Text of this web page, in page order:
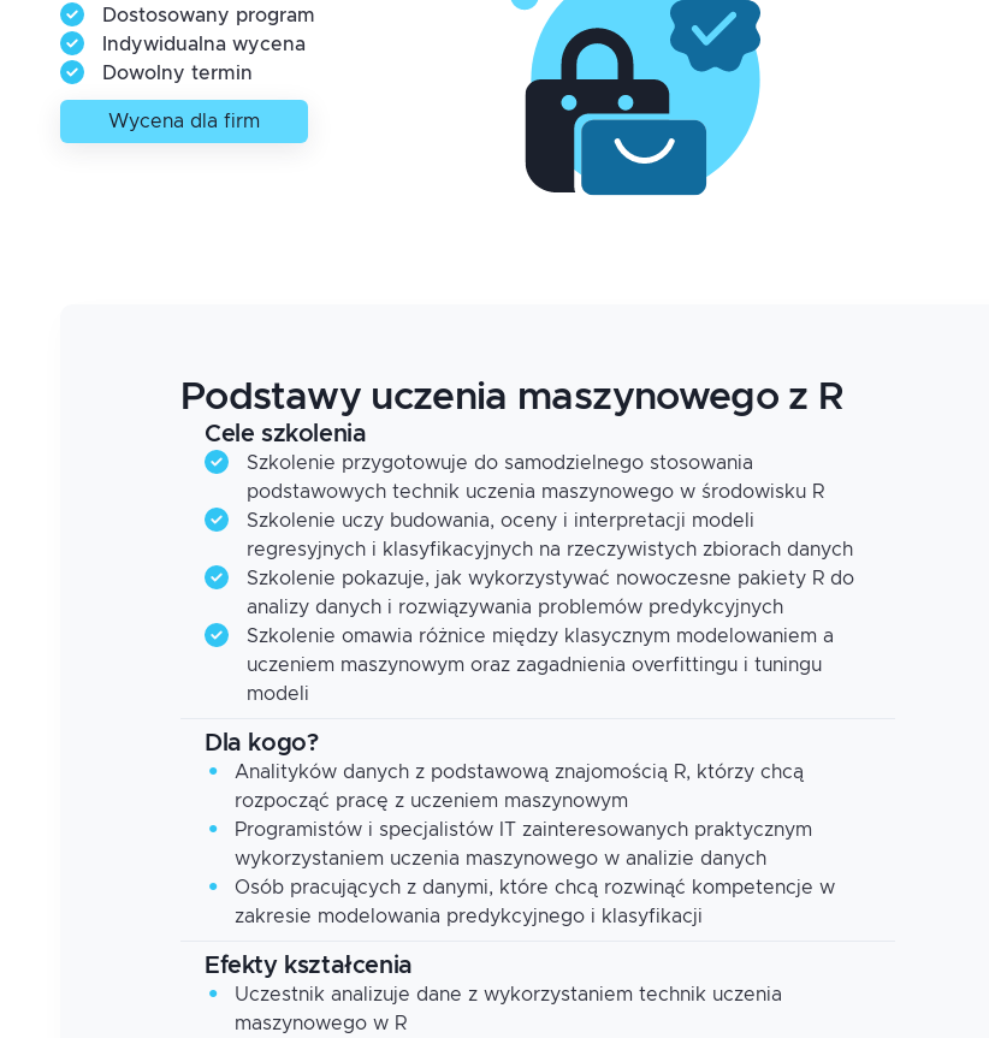
Dostosowany program
Indywidualna wycena
Dowolny termin
Wycena dla firm
Podstawy uczenia maszynowego z R
Cele szkolenia
Szkolenie przygotowuje do samodzielnego stosowania
podstawowych technik uczenia maszynowego w środowisku R
Szkolenie uczy budowania, oceny i interpretacji modeli
regresyjnych i klasyfikacyjnych na rzeczywistych zbiorach danych
Szkolenie pokazuje, jak wykorzystywać nowoczesne pakiety R do
analizy danych i rozwiązywania problemów predykcyjnych
Szkolenie omawia różnice między klasycznym modelowaniem a
uczeniem maszynowym oraz zagadnienia overfittingu i tuningu
modeli
Dla kogo?
Analityków danych z podstawową znajomością R, którzy chcą
rozpocząć pracę z uczeniem maszynowym
Programistów i specjalistów IT zainteresowanych praktycznym
wykorzystaniem uczenia maszynowego w analizie danych
Osób pracujących z danymi, które chcą rozwinąć kompetencje w
zakresie modelowania predykcyjnego i klasyfikacji
Efekty kształcenia
Uczestnik analizuje dane z wykorzystaniem technik uczenia
maszynowego w R